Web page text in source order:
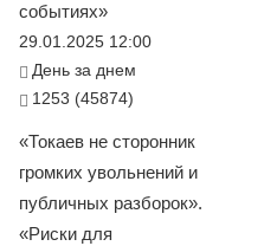
событиях»
29.01.2025 12:00
День за днем
1253 (45874)
«Токаев не сторонник
громких увольнений и
публичных разборок».
«Риски для